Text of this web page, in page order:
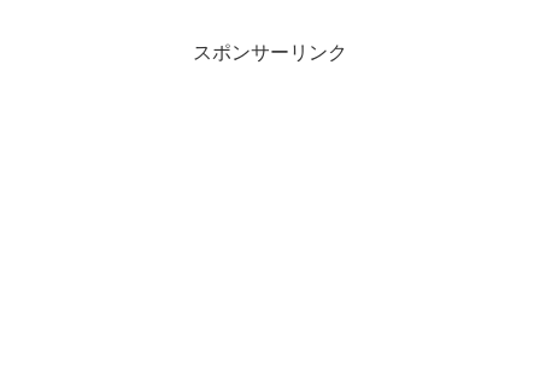
スポンサーリンク